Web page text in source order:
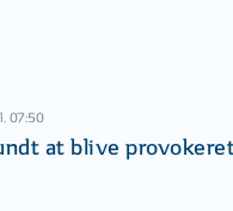
07:50
at blive